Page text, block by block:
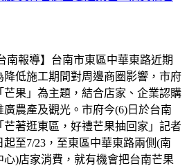
南報導】台南市東區中華東路近期
低施工期間對周邊商圈影響，市府
果」為主題，結合店家、企業認購
農產及觀光。市府今(6)日於台南
著逛東區，好禮芒果抽回家」記者
至7/23，至東區中華東路兩側(南
)店家消費，就有機會把台南芒果